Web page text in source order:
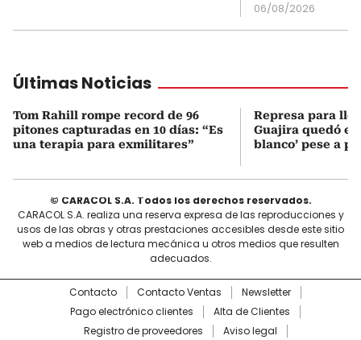
06/08/2026
Últimas Noticias
Tom Rahill rompe record de 96
pitones capturadas en 10 días: “Es
una terapia para exmilitares”
Represa para
Guajira quedó en
blanco’ pese a
© CARACOL S.A. Todos los derechos reservados.
CARACOL S.A. realiza una reserva expresa de las reproducciones y
usos de las obras y otras prestaciones accesibles desde este sitio
web a medios de lectura mecánica u otros medios que resulten
adecuados.
Contacto Contacto Ventas
Newsletter
Pago electrónico clientes
Alta de Clientes
Registro de proveedores
Aviso legal